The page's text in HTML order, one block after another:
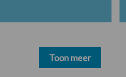
Toon meer